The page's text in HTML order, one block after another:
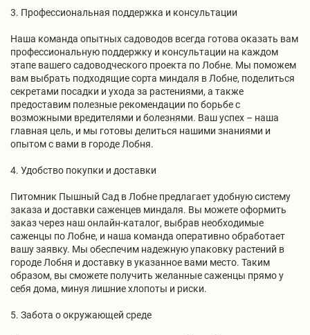
3. Профессиональная поддержка и консультации
Наша команда опытных садоводов всегда готова оказать вам
профессиональную поддержку и консультации на каждом
этапе вашего садоводческого проекта по Лобне. Мы поможем
вам выбрать подходящие сорта миндаля в Лобне, поделиться
секретами посадки и ухода за растениями, а также
предоставим полезные рекомендации по борьбе с
возможными вредителями и болезнями. Ваш успех – наша
главная цель, и мы готовы делиться нашими знаниями и
опытом с вами в городе Лобня.
4. Удобство покупки и доставки
Питомник Пышный Сад в Лобне предлагает удобную систему
заказа и доставки саженцев миндаля. Вы можете оформить
заказ через наш онлайн-каталог, выбрав необходимые
саженцы по Лобне, и наша команда оперативно обработает
вашу заявку. Мы обеспечим надежную упаковку растений в
городе Лобня и доставку в указанное вами место. Таким
образом, вы сможете получить желанные саженцы прямо у
себя дома, минуя лишние хлопоты и риски.
5. Забота о окружающей среде